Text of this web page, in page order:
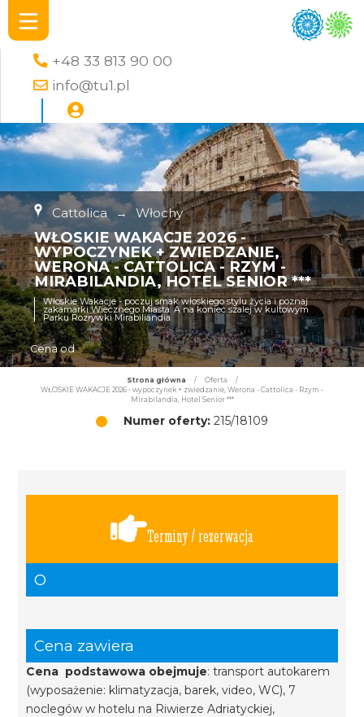
+48 33 813 90 00
info@tu1.pl
Cattolica → Włochy
WŁOSKIE WAKACJE 2026 -
WYPOCZYNEK + ZWIEDZANIE,
WERONA - CATTOLICA - RZYM -
MIRABILANDIA, HOTEL SENIOR ***
Włoskie Wakacje - poczuj smak włoskiego stylu życia i poznaj
zakamarki Wiecznego Miasta. A na koniec szalej w kultowym
Parku Rozrywki Mirabiliandia
Cena od
Strona główna / Oferta
/
WŁOSKIE WAKACJE 2026 - wypoczynek + zwiedzanie, Werona - Cattolica - Rzym -
Mirabilandia, Hotel Senior ***
Numer oferty: 215/18109
Terminy / rezerwacja
O
Cena zawiera
Cena podstawowa obejmuje: transport autokarem
(wyposażenie: klimatyzacja, barek, video, WC), 7
noclegów w hotelu na Riwierze Adriatyckiej,